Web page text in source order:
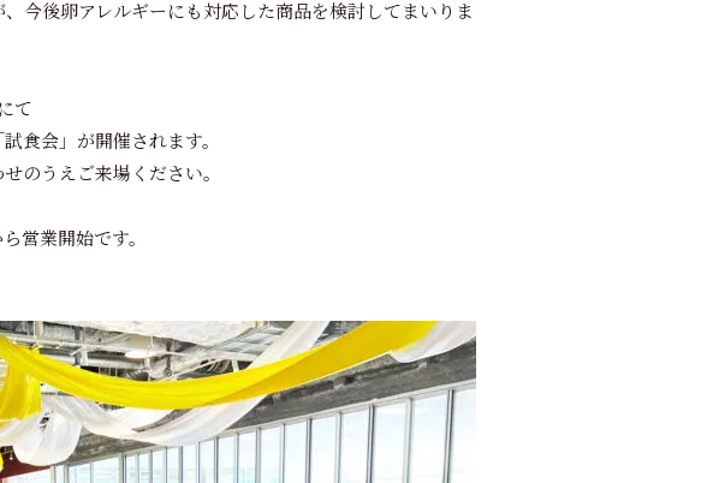
今後卵アレルギーにも対応した商品を検討してまいりま
て
食会」が開催されます。
のうえご来場ください。
営業開始です。